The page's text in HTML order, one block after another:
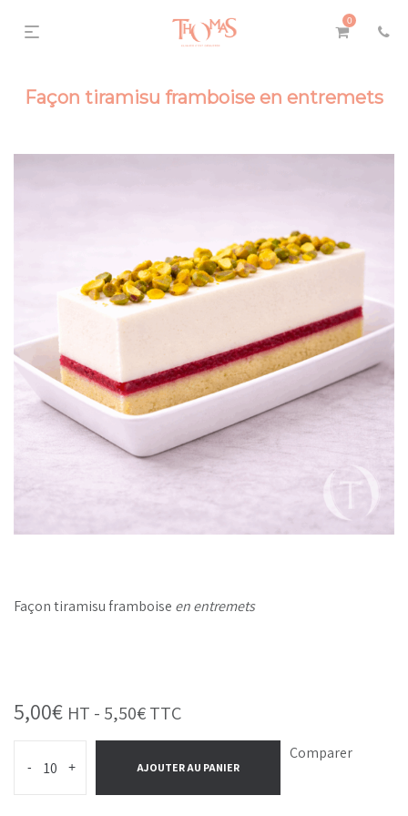
0
Façon tiramisu framboise en entremets
Façon tiramisu framboise en entremets
5,00€ HT - 5,50€TTC
- + AJOUTER AU PANIER
Comparer